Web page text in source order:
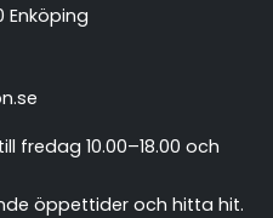
Enköping
fredag 10.00–18.00 och
öppettider och hitta hit.